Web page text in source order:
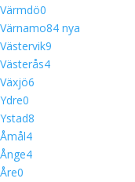
Värmdö0
Värnamo84 nya
Västervik9
Västerås4
Växjö6
Ydre0
Ystad8
Åmål4
Ånge4
Åre0